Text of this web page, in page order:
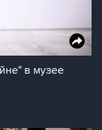
в музее